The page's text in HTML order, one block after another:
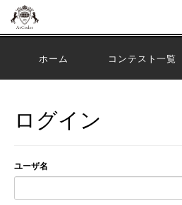
ホーム コンテスト一覧
ログイン
ユーザ名